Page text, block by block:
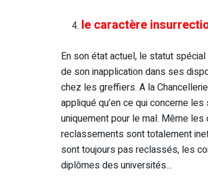
le caractère
En son état actuel, le statut
de son inapplication dans ses
chez les greffiers. A la
appliqué qu’en ce qui concerne
uniquement pour le mal. Même
reclassements sont totalement
sont toujours pas reclassés, les
diplômes des universités…